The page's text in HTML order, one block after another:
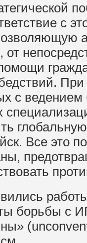
с
с ведением
Все это
борьбы с